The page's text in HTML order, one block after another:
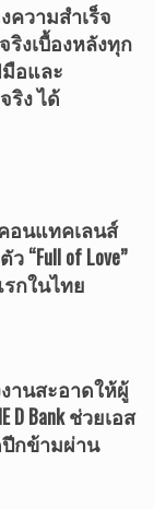
งความสำเร็จ
จริงเบื้องหลังทุก
อและ
ริง ได้
คอนแทคเลนส์
“Full of Love”
กในไทย
านสะอาดให้ผู้
Bank ช่วยเอส
กข้ามผ่าน